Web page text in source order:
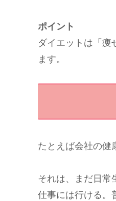
ポイント
ダイエットは「痩
ます。
たとえば会社の健
それは、まだ日常
仕事には行ける。